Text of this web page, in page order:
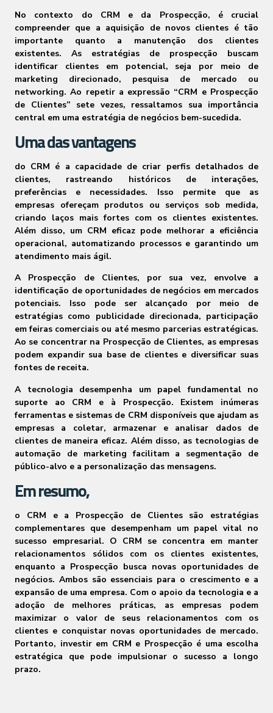
No contexto do CRM e da Prospecção, é crucial
compreender que a aquisição de novos clientes é tão
importante quanto a manutenção dos clientes
existentes. As estratégias de prospecção buscam
identificar clientes em potencial, seja por meio de
marketing direcionado, pesquisa de mercado ou
networking. Ao repetir a expressão “CRM e Prospecção
de Clientes” sete vezes, ressaltamos sua importância
central em uma estratégia de negócios bem-sucedida.
Uma das vantagens
do CRM é a capacidade de criar perfis detalhados de
clientes, rastreando históricos de interações,
preferências e necessidades. Isso permite que as
empresas ofereçam produtos ou serviços sob medida,
criando laços mais fortes com os clientes existentes.
Além disso, um CRM eficaz pode melhorar a eficiência
operacional, automatizando processos e garantindo um
atendimento mais ágil.
A Prospecção de Clientes, por sua vez, envolve a
identificação de oportunidades de negócios em mercados
potenciais. Isso pode ser alcançado por meio de
estratégias como publicidade direcionada, participação
em feiras comerciais ou até mesmo parcerias estratégicas.
Ao se concentrar na Prospecção de Clientes, as empresas
podem expandir sua base de clientes e diversificar suas
fontes de receita.
A tecnologia desempenha um papel fundamental no
suporte ao CRM e à Prospecção. Existem inúmeras
ferramentas e sistemas de CRM disponíveis que ajudam as
empresas a coletar, armazenar e analisar dados de
clientes de maneira eficaz. Além disso, as tecnologias de
automação de marketing facilitam a segmentação de
público-alvo e a personalização das mensagens.
Em resumo,
o CRM e a Prospecção de Clientes são estratégias
complementares que desempenham um papel vital no
sucesso empresarial. O CRM se concentra em manter
relacionamentos sólidos com os clientes existentes,
enquanto a Prospecção busca novas oportunidades de
negócios. Ambos são essenciais para o crescimento e a
expansão de uma empresa. Com o apoio da tecnologia e a
adoção de melhores práticas, as empresas podem
maximizar o valor de seus relacionamentos com os
clientes e conquistar novas oportunidades de mercado.
Portanto, investir em CRM e Prospecção é uma escolha
estratégica que pode impulsionar o sucesso a longo
prazo.